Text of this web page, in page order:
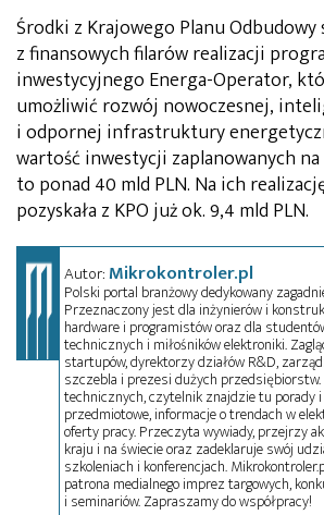
Środki z Krajowego Planu Odbudowy
z finansowych filarów realizacji
inwestycyjnego Energa-Operator,
umożliwić rozwój nowoczesnej,
i odpornej infrastruktury
wartość inwestycji zaplanowanych na
to ponad 40 mld PLN. Na ich
pozyskała z KPO już ok. 9,4 mld PLN.
Autor:Mikrokontroler.pl
Polski portal branżowy dedykowany
Przeznaczony jest dla inżynierów i
hardware i programistów oraz dla
technicznych i miłośników elektroniki.
startupów, dyrektorzy działów R&D,
szczebla i prezesi dużych
technicznych, czytelnik znajdzie tu porady
przedmiotowe, informacje o trendach w
oferty pracy. Przeczyta wywiady, przejrzy
kraju i na świecie oraz zadeklaruje swój
szkoleniach i konferencjach.
patrona medialnego imprez targowych,
i seminariów. Zapraszamy do współpracy!